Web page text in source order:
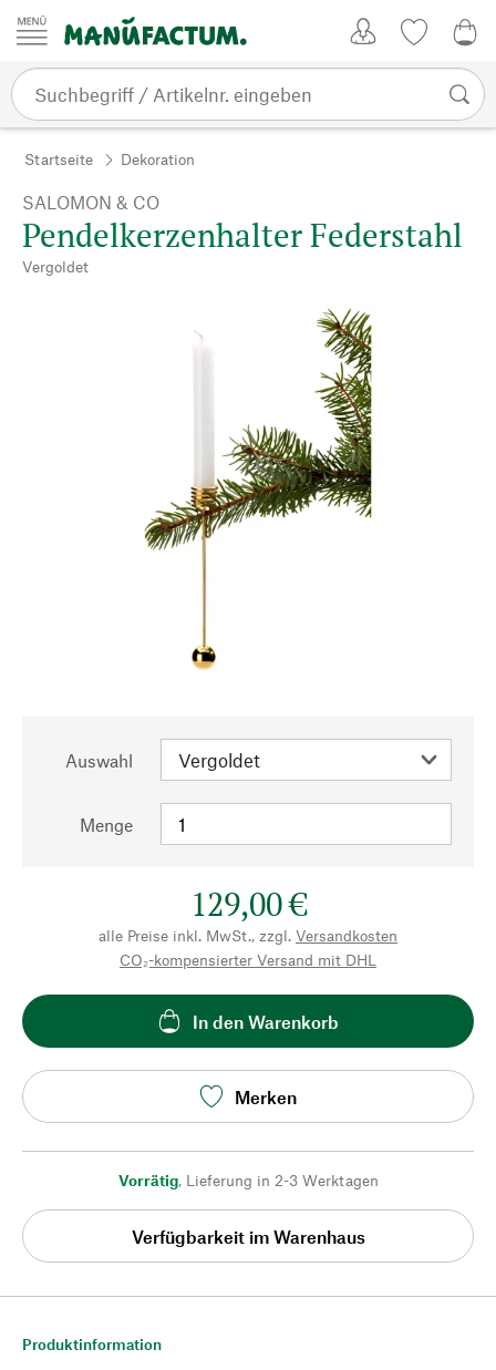
Zum Inhalt springen
Startseite Dekoration
SALOMON & CO
Pendelkerzenhalter Federstahl
Vergoldet
Auswahl
Menge
129,00 €
alle Preise inkl. MwSt., zzgl. Versandkosten
CO₂-kompensierter Versand mit DHL
In den Warenkorb
Merken
Vorrätig, Lieferung in 2-3 Werktagen
Verfügbarkeit im Warenhaus
Produktinformation